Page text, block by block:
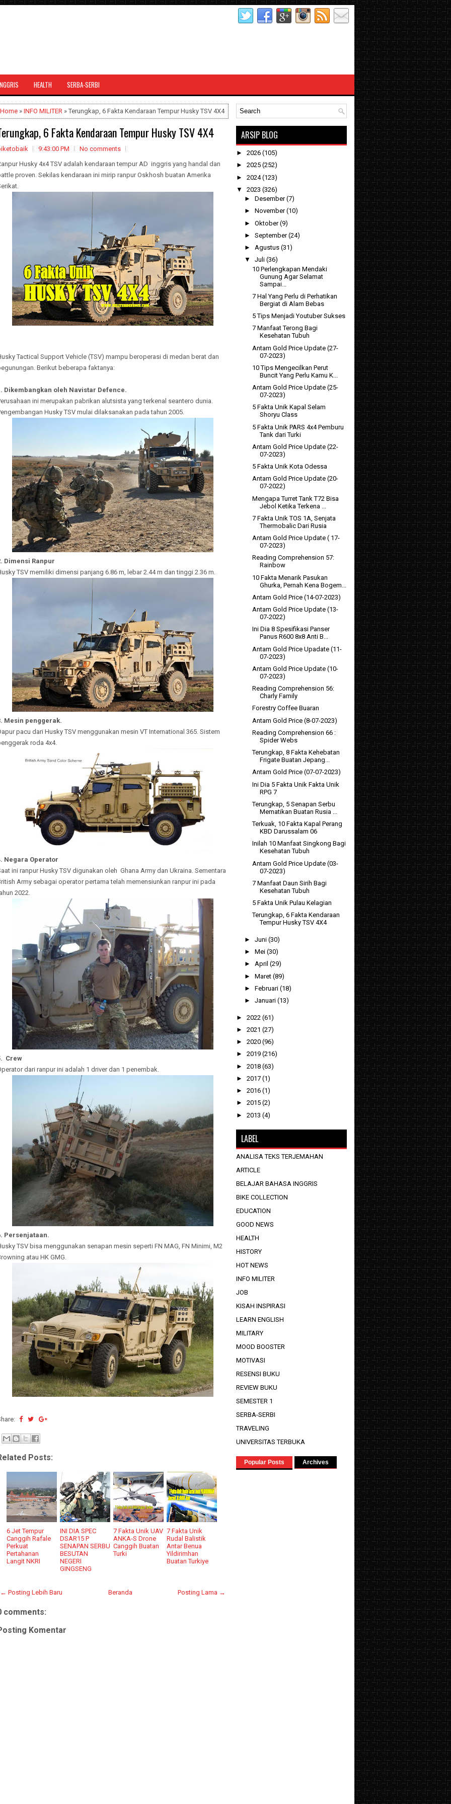
HEALTH SERBA-SERBI
Home » INFO MILITER » Terungkap, 6 Fakta Kendaraan Tempur Husky TSV 4X4
6 Fakta Kendaraan Tempur Husky TSV 4X4
9:43:00 PM
No comments
Husky 4x4 TSV adalah kendaraan tempur AD inggris yang handal dan
proven. Sekilas kendaraan ini mirip ranpur Oskhosh buatan Amerika
Tactical Support Vehicle (TSV) mampu beroperasi di medan berat dan
Berikut beberapa faktanya:
Dikembangkan oleh Navistar Defence.
ini merupakan pabrikan alutsista yang terkenal seantero dunia.
Husky TSV mulai dilaksanakan pada tahun 2005.
Dimensi Ranpur
TSV memiliki dimensi panjang 6.86 m, lebar 2.44 m dan tinggi 2.36 m.
Mesin penggerak.
pacu dari Husky TSV menggunakan mesin VT International 365. Sistem
roda 4x4.
Negara Operator
ini ranpur Husky TSV digunakan oleh Ghana Army dan Ukraina. Sementara
Army sebagai operator pertama telah memensiunkan ranpur ini pada
2022.
Crew
dari ranpur ini adalah 1 driver dan 1 penembak.
Persenjataan.
TSV bisa menggunakan senapan mesin seperti FN MAG, FN Minimi, M2
atau HK GMG.
Posts:
6 Jet Tempur
Canggih Rafale
Perkuat
Pertahanan
Langit NKRI
INI DIA SPEC
DSAR15 P
SENAPAN SERBU
BESUTAN
NEGERI
GINGSENG
7 Fakta Unik UAV
ANKA-S Drone
Canggih Buatan
Turki
7 Fakta Unik
Rudal Balistik
Antar Benua
Yildirimhan
Buatan Turkiye
← Posting Lebih Baru Posting Lama →
Beranda
comments:
Komentar
ARSIP BLOG
► 2026 (105)
► 2025 (252)
► 2024(123)
▼ 2023 (326)
► Desember(7)
► November(10)
► Oktober(9)
► September(24)
► Agustus (31)
▼ Juli (36)
10 Perlengkapan Mendaki
Gunung Agar Selamat
Sampai...
7 Hal Yang Perlu di Perhatikan
Bergiat di Alam Bebas
5 Tips Menjadi Youtuber Sukses
7 Manfaat Terong Bagi
Kesehatan Tubuh
Antam Gold Price Update (27-
07-2023)
10 Tips Mengecilkan Perut
Buncit Yang Perlu Kamu K...
Antam Gold Price Update (25-
07-2023)
5 Fakta Unik Kapal Selam
Shoryu Class
5 Fakta Unik PARS 4x4 Pemburu
Tank dari Turki
Antam Gold Price Update (22-
07-2023)
5 Fakta Unik Kota Odessa
Antam Gold Price Update (20-
07-2022)
Mengapa Turret Tank T72 Bisa
Jebol Ketika Terkena ...
7 Fakta Unik TOS 1A, Senjata
Thermobalic Dari Rusia
Antam Gold Price Update ( 17-
07-2023)
Reading Comprehension 57:
Rainbow
10 Fakta Menarik Pasukan
Ghurka, Pernah Kena Bogem...
Antam Gold Price (14-07-2023)
Antam Gold Price Update (13-
07-2022)
Ini Dia 8 Spesifikasi Panser
Panus R600 8x8 Anti B...
Antam Gold Price Upadate (11-
07-2023)
Antam Gold Price Update (10-
07-2023)
Reading Comprehension 56:
Charly Family
Forestry Coffee Buaran
Antam Gold Price (8-07-2023)
Reading Comprehension 66 :
Spider Webs
Terungkap, 8 Fakta Kehebatan
Frigate Buatan Jepang...
Antam Gold Price (07-07-2023)
Ini Dia 5 Fakta Unik Fakta Unik
RPG 7
Terungkap, 5 Senapan Serbu
Mematikan Buatan Rusia ...
Terkuak, 10 Fakta Kapal Perang
KBD Darussalam 06
Inilah 10 Manfaat Singkong Bagi
Kesehatan Tubuh
Antam Gold Price Update (03-
07-2023)
7 Manfaat Daun Sirih Bagi
Kesehatan Tubuh
5 Fakta Unik Pulau Kelagian
Terungkap, 6 Fakta Kendaraan
Tempur Husky TSV 4X4
► Juni (30)
► Mei (30)
► April (29)
► Maret (89)
► Februari (18)
► Januari (13)
► 2022 (61)
► 2021 (27)
► 2020 (96)
► 2019 (216)
► 2018 (63)
► 2017 (1)
► 2016 (1)
► 2015 (2)
► 2013 (4)
LABEL
ANALISA TEKS TERJEMAHAN
ARTICLE
BELAJAR BAHASA INGGRIS
BIKE COLLECTION
EDUCATION
GOOD NEWS
HEALTH
HISTORY
HOT NEWS
INFO MILITER
JOB
KISAH INSPIRASI
LEARN ENGLISH
MILITARY
MOOD BOOSTER
MOTIVASI
RESENSI BUKU
REVIEW BUKU
SEMESTER 1
SERBA-SERBI
TRAVELING
UNIVERSITAS TERBUKA
Popular Posts Archives